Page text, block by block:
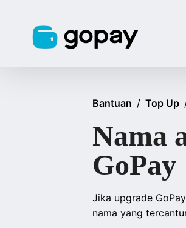
Bantuan / Top Up
Nama
GoPay
Jika upgrade
nama yang